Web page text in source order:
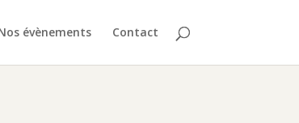
évènements Contact